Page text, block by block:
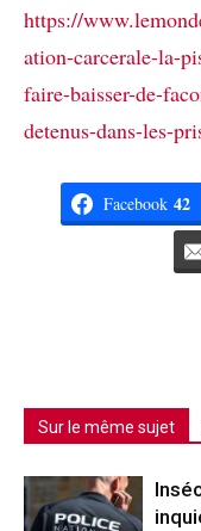
https://
ation-carcerale-la-
faire-baisser-de-
detenus-dans-les-
Facebook 42
Sur le même sujet